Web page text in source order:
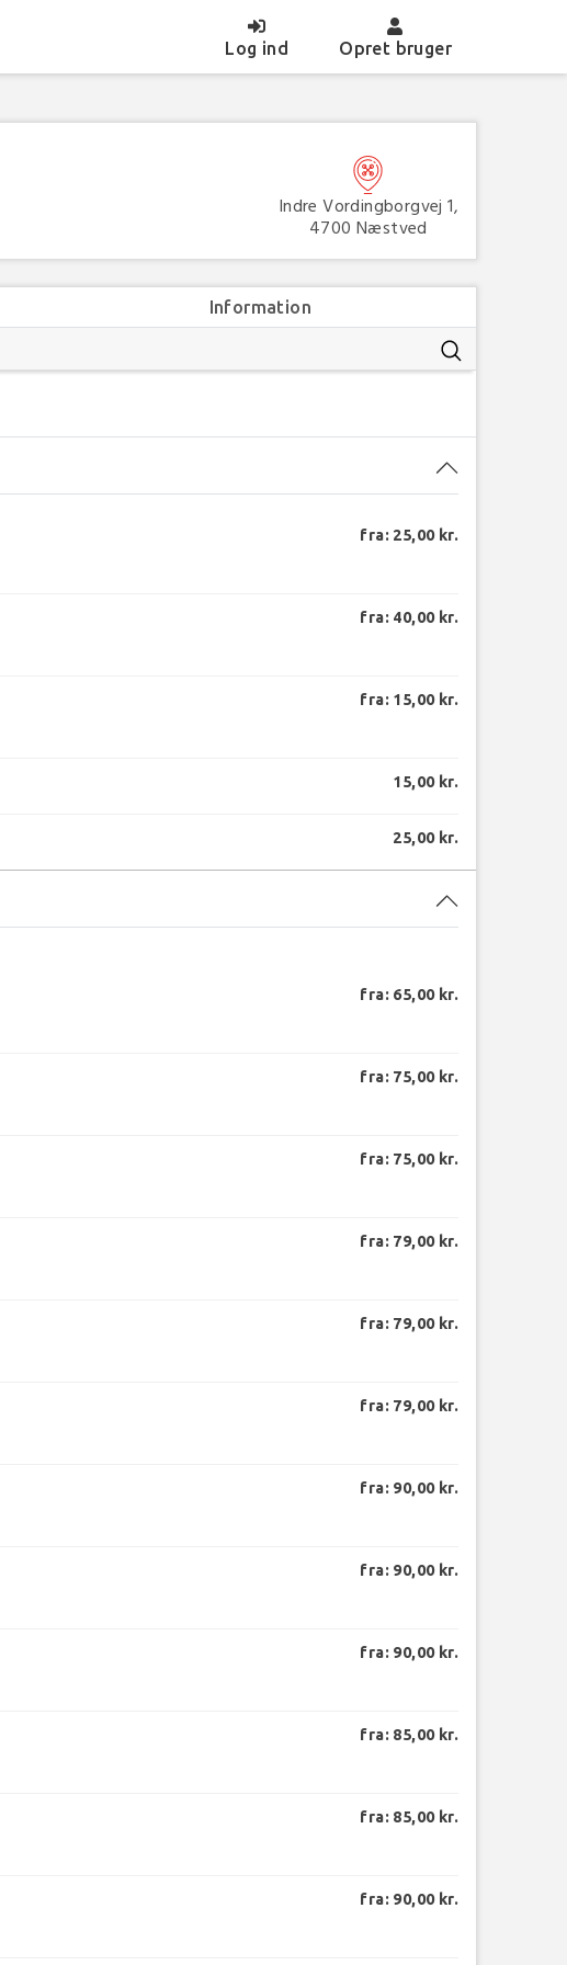
Log ind (current)Opret bruger
Indre Vordingborgvej 1,
4700 Næstved
Information
fra: 25,00 kr.
fra: 40,00 kr.
fra: 15,00 kr.
15,00 kr.
25,00 kr.
fra: 65,00 kr.
fra: 75,00 kr.
fra: 75,00 kr.
fra: 79,00 kr.
fra: 79,00 kr.
fra: 79,00 kr.
fra: 90,00 kr.
fra: 90,00 kr.
fra: 90,00 kr.
fra: 85,00 kr.
fra: 85,00 kr.
fra: 90,00 kr.